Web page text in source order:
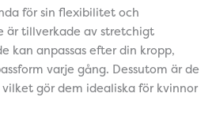
för sin flexibilitet och
är tillverkade av stretchigt
kan anpassas efter din kropp,
varje gång. Dessutom är de
gör dem idealiska för kvinnor